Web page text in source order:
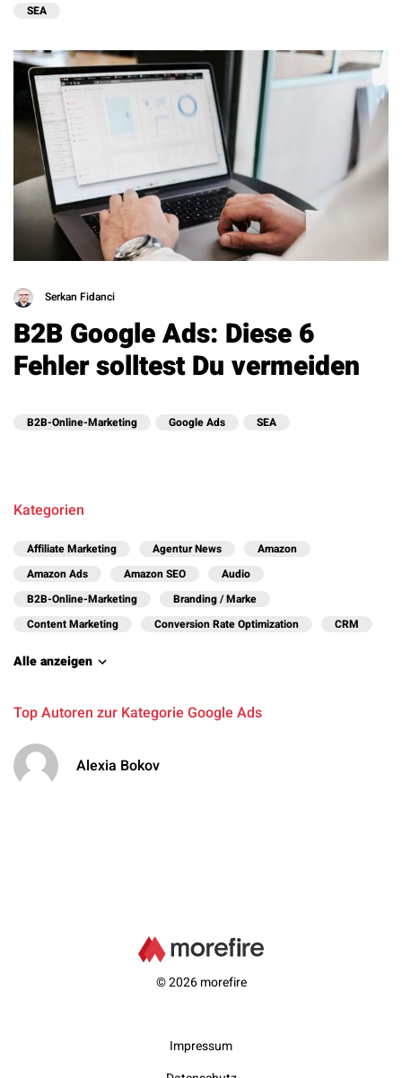
SEA
Serkan Fidanci
B2B Google Ads: Diese 6
Fehler solltest Du vermeiden
B2B-Online-Marketing Google Ads SEA
Kategorien
Affiliate Marketing Agentur News
Amazon
Amazon Ads
Amazon SEO
Audio
B2B-Online-Marketing
Branding / Marke
Content Marketing
Conversion Rate Optimization CRM
Alle anzeigen
Top Autoren zur Kategorie Google Ads
Alexia Bokov
© 2026 morefire
Impressum